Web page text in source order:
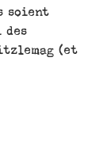
soient
(et